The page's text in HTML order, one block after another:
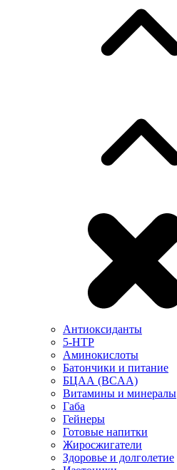
Антиоксиданты
5-HTP
Аминокислоты
Батончики и питание
БЦАА (BCAA)
Витамины и минералы
Габа
Гейнеры
Готовые напитки
Жиросжигатели
Здоровье и долголетие